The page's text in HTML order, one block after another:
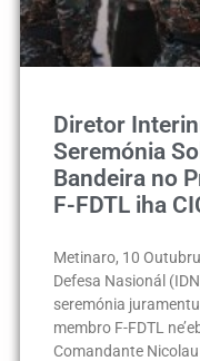
Diretor
Seremónia
Bandeira no
F-FDTL iha
Metinaro, 10
Defesa Nasionál
seremónia
membro F-FDTL
Comandante